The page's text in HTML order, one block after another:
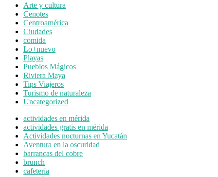
Arte y cultura
Cenotes
Centroamérica
Ciudades
comida
Lo+nuevo
Playas
Pueblos Mágicos
Riviera Maya
Tips Viajeros
Turismo de naturaleza
Uncategorized
actividades en mérida
actividades gratis en mérida
Actividades nocturnas en Yucatán
Aventura en la oscuridad
barrancas del cobre
brunch
cafetería